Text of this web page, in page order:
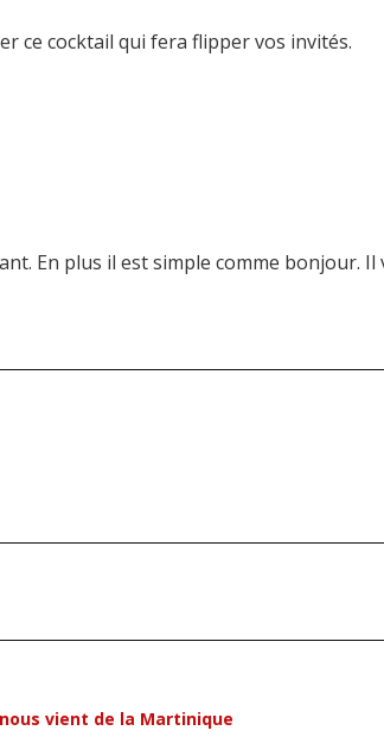
ce cocktail qui fera flipper vos invités.
En plus il est simple comme bonjour.
vient de la Martinique